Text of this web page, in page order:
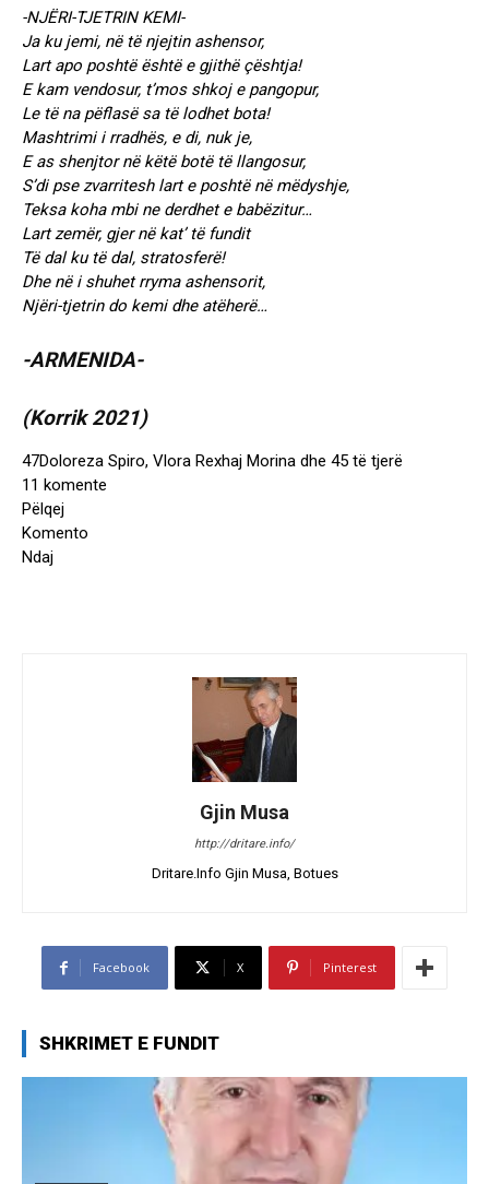
-NJËRI-TJETRIN KEMI-
Ja ku jemi, në të njejtin ashensor,
Lart apo poshtë është e gjithë çështja!
E kam vendosur, t’mos shkoj e pangopur,
Le të na pëflasë sa të lodhet bota!
Mashtrimi i rradhës, e di, nuk je,
E as shenjtor në këtë botë të llangosur,
S’di pse zvarritesh lart e poshtë në mëdyshje,
Teksa koha mbi ne derdhet e babëzitur…
Lart zemër, gjer në kat’ të fundit
Të dal ku të dal, stratosferë!
Dhe në i shuhet rryma ashensorit,
Njëri-tjetrin do kemi dhe atëherë…
-ARMENIDA-
(Korrik 2021)
47Doloreza Spiro, Vlora Rexhaj Morina dhe 45 të tjerë
11 komente
Pëlqej
Komento
Ndaj
Gjin Musa
http://dritare.info/
Dritare.Info Gjin Musa, Botues
Facebook X Pinterest
SHKRIMET E FUNDIT